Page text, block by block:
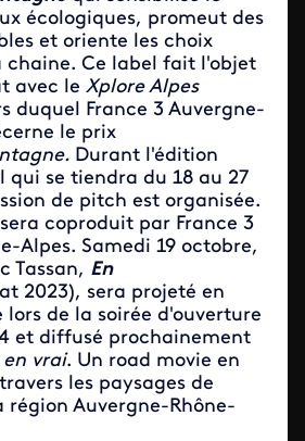
écologiques, promeut des
et oriente les choix
chaine. Ce label fait l'objet
avec le Xplore Alpes
duquel France 3 Auvergne-
le prix
Durant l'édition
qui se tiendra du 18 au 27
de pitch est organisée.
coproduit par France 3
Alpes. Samedi 19 octobre,
Tassan, En
2023), sera projeté en
de la soirée d'ouverture
et diffusé prochainement
en vrai. Un road movie en
les paysages de
région Auvergne-Rhône-